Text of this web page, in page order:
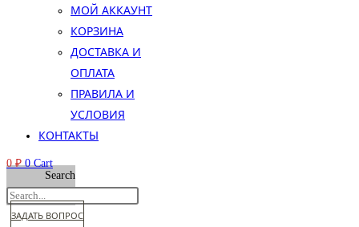
МОЙ АККАУНТ
КОРЗИНА
ДОСТАВКА И
ОПЛАТА
ПРАВИЛА И
УСЛОВИЯ
КОНТАКТЫ
0₽ 0 Cart
Search
ЗАДАТЬ ВОПРОС